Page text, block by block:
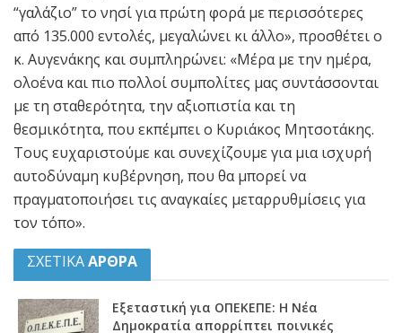
“γαλάζιο” το νησί για πρώτη φορά με περισσότερες
από 135.000 εντολές, μεγαλώνει κι άλλο», προσθέτει ο
κ. Αυγενάκης και συμπληρώνει: «Μέρα με την ημέρα,
ολοένα και πιο πολλοί συμπολίτες μας συντάσσονται
με τη σταθερότητα, την αξιοπιστία και τη
θεσμικότητα, που εκπέμπει ο Κυριάκος Μητσοτάκης.
Τους ευχαριστούμε και συνεχίζουμε για μια ισχυρή
αυτοδύναμη κυβέρνηση, που θα μπορεί να
πραγματοποιήσει τις αναγκαίες μεταρρυθμίσεις για
τον τόπο».
ΣΧΕΤΙΚΑΑΡΘΡΑ
Εξεταστική για ΟΠΕΚΕΠΕ: Η Νέα
Δημοκρατία απορρίπτει ποινικές